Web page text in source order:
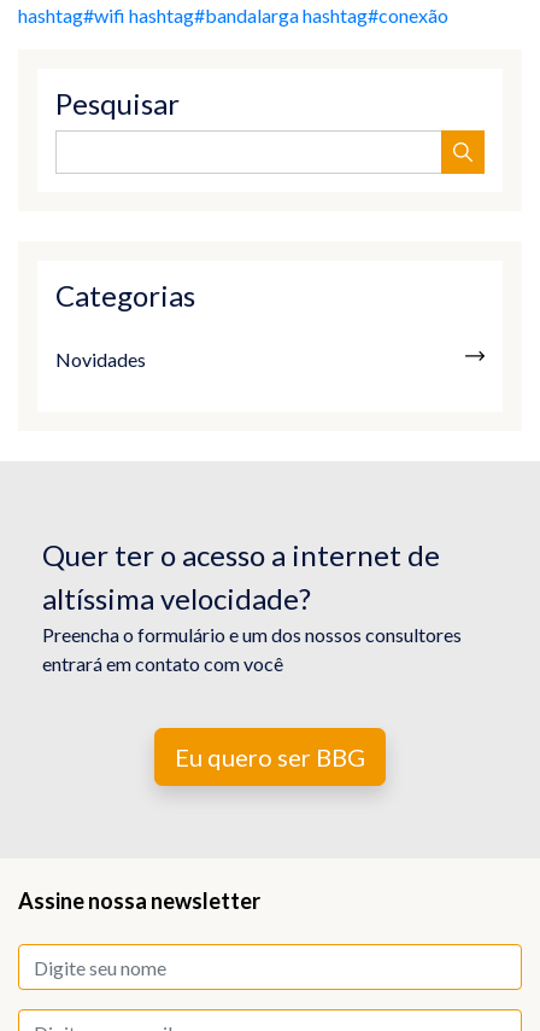
hashtag#wifi hashtag#bandalargahashtag#conexão
Pesquisar
Categorias
Novidades
Quer ter o acesso a internet de
altíssima velocidade?
Preencha o formulário e um dos nossos consultores
entrará em contato com você
Eu quero ser BBG
Assine nossa newsletter